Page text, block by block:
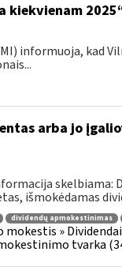
kiekvienam
informuoja, kad
arba jo
išmokėdamas
dividendų apmokestinimas
mokestis »
tvarka